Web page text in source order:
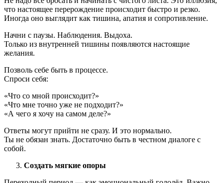
что настоящее перерождение происходит быстро и резко.
Иногда оно выглядит как тишина, апатия и сопротивление.
Начни с паузы. Наблюдения. Выдоха.
Только из внутренней тишины появляются настоящие
желания.
Позволь себе быть в процессе.
Спроси себя:
«Что со мной происходит?»
«Что мне точно уже не подходит?»
«А чего я хочу на самом деле?»
Ответы могут прийти не сразу. И это нормально.
Ты не обязан знать. Достаточно быть в честном диалоге с
собой.
Создать мягкие опоры